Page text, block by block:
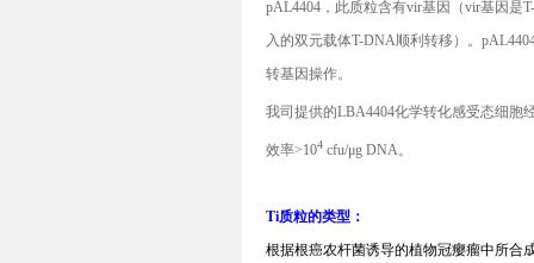
pAL4404 ，此质粒含有vir基因（vir基因是
入的双元载体T-DNA 顺利转移）。
转基因操作。
我司提供的LBA4404化学转化感受态细胞
效率>104 cfu/μg DNA。
Ti质粒的类型：
根据根癌农杆菌诱导的植物冠瘿瘤中所合